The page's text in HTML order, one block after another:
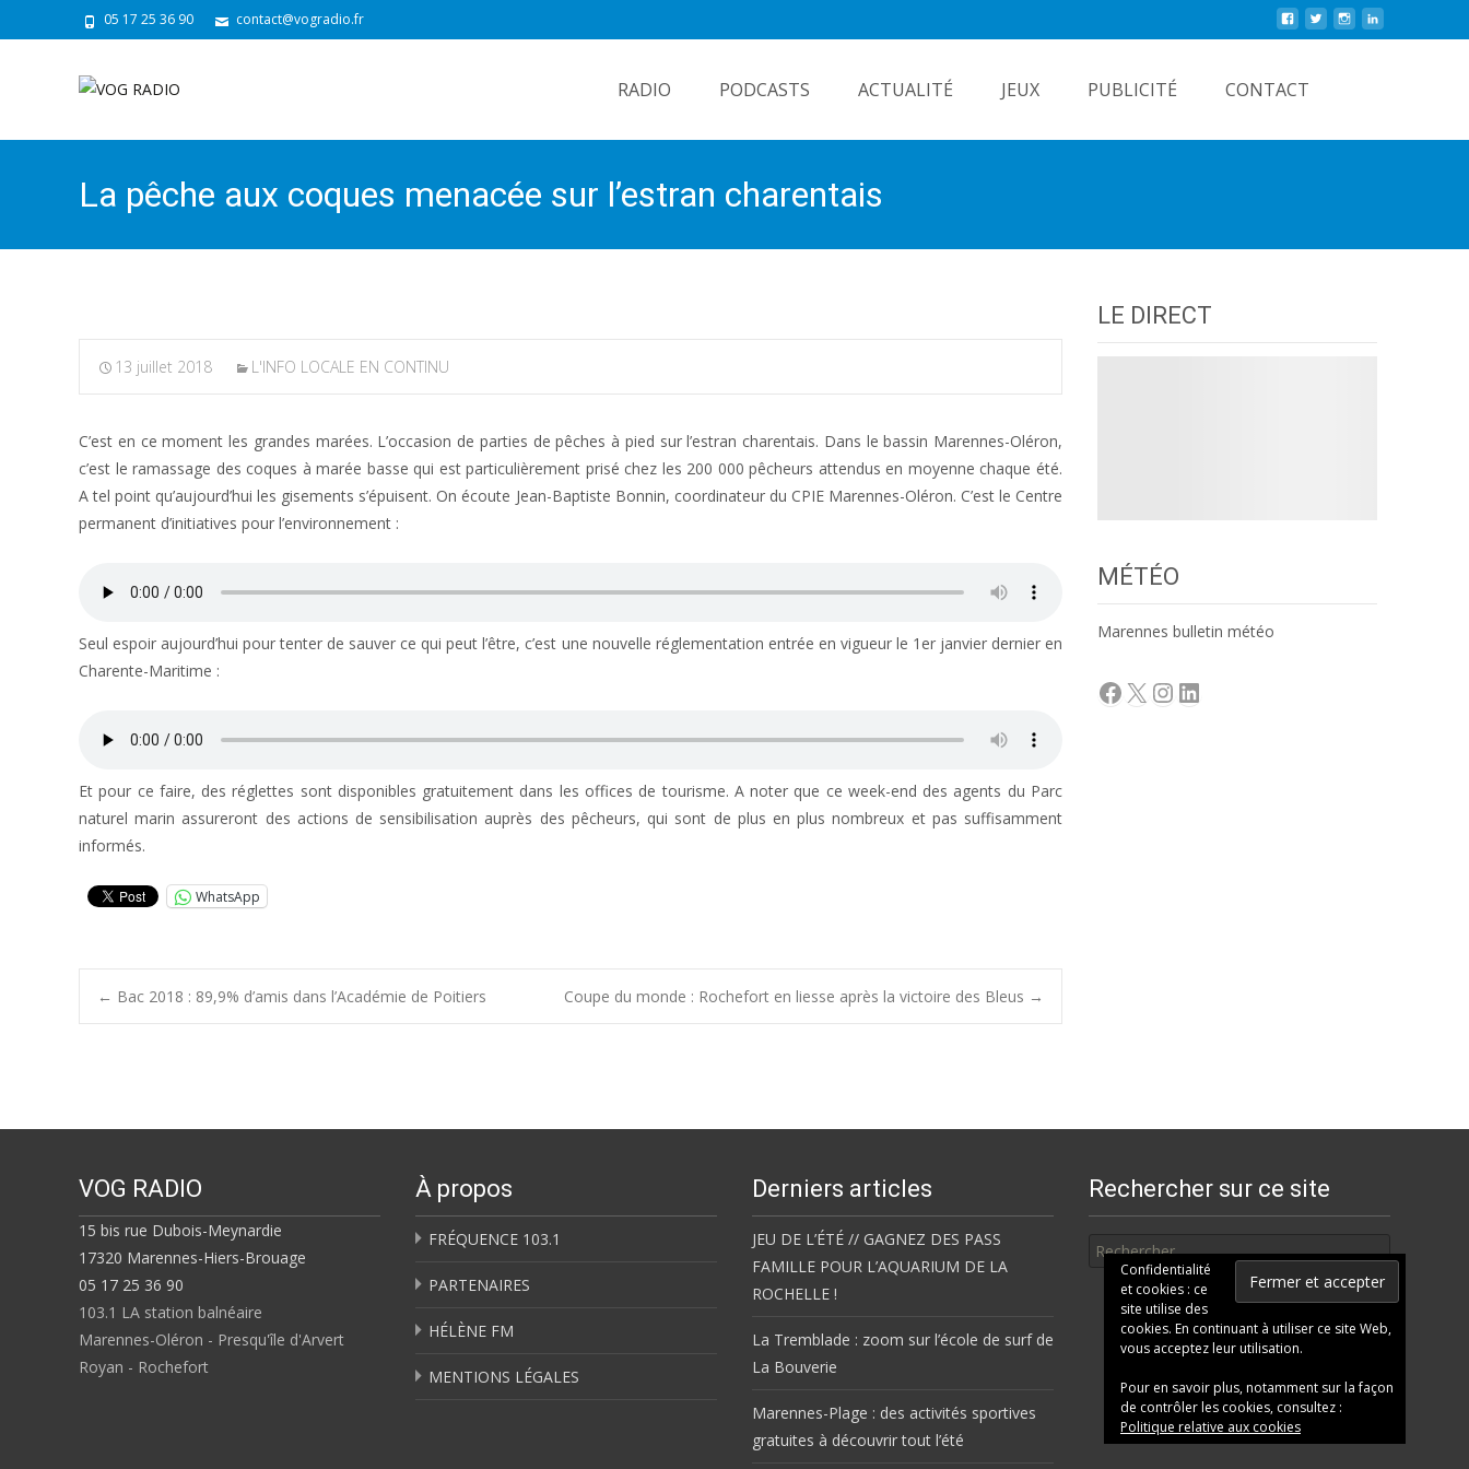
05 17 25 36 90 contact@vogradio.fr
RADIO PODCASTS ACTUALITÉ JEUX PUBLICITÉ CONTACT
La pêche aux coques menacée sur l’estran charentais
13 juillet 2018 L'INFO LOCALE EN CONTINU
C’est en ce moment les grandes marées. L’occasion de parties de pêches à pied sur l’estran charentais. Dans le bassin Marennes-Oléron,
c’est le ramassage des coques à marée basse qui est particulièrement prisé chez les 200 000 pêcheurs attendus en moyenne chaque été.
A tel point qu’aujourd’hui les gisements s’épuisent. On écoute Jean-Baptiste Bonnin, coordinateur du CPIE Marennes-Oléron. C’est le Centre
permanent d’initiatives pour l’environnement :
Seul espoir aujourd’hui pour tenter de sauver ce qui peut l’être, c’est une nouvelle réglementation entrée en vigueur le 1er janvier dernier en
Charente-Maritime :
Et pour ce faire, des réglettes sont disponibles gratuitement dans les offices de tourisme. A noter que ce week-end des agents du Parc
naturel marin assureront des actions de sensibilisation auprès des pêcheurs, qui sont de plus en plus nombreux et pas suffisamment
informés.
WhatsApp
Post
← Bac 2018 : 89,9% d’amis dans l’Académie de Poitiers Coupe du monde : Rochefort en liesse après la victoire des Bleus →
LE DIRECT
MÉTÉO
Marennes bulletin météo
Facebook
X Instagram
LinkedIn
VOG RADIO
15 bis rue Dubois-Meynardie
17320 Marennes-Hiers-Brouage
05 17 25 36 90
103.1 LA station balnéaire
Marennes-Oléron - Presqu'île d'Arvert
Royan - Rochefort
À propos
FRÉQUENCE 103.1
PARTENAIRES
HÉLÈNE FM
MENTIONS LÉGALES
Derniers articles
JEU DE L’ÉTÉ // GAGNEZ DES PASS
FAMILLE POUR L’AQUARIUM DE LA
ROCHELLE !
La Tremblade : zoom sur l’école de surf de
La Bouverie
Marennes-Plage : des activités sportives
gratuites à découvrir tout l’été
Rechercher sur ce site
Confidentialité
et cookies : ce
site utilise des
cookies. En continuant à utiliser ce site Web,
vous acceptez leur utilisation.
Pour en savoir plus, notamment sur la façon
de contrôler les cookies, consultez :
Politique relative aux cookies